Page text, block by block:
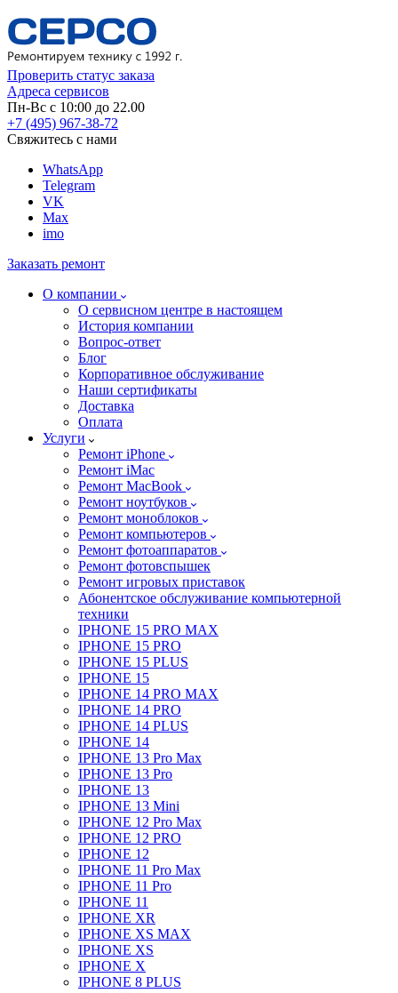
Проверить статус заказа
Адреса сервисов
Пн-Вс с 10:00 до 22.00
+7 (495) 967-38-72
Свяжитесь с нами
WhatsApp
Telegram
VK
Max
imo
Заказать ремонт
О компании
О сервисном центре в настоящем
История компании
Вопрос-ответ
Блог
Корпоративное обслуживание
Наши сертификаты
Доставка
Оплата
Услуги
Ремонт iPhone
Ремонт iMac
Ремонт MacBook
Ремонт ноутбуков
Ремонт моноблоков
Ремонт компьютеров
Ремонт фотоаппаратов
Ремонт фотовспышек
Ремонт игровых приставок
Абонентское обслуживание компьютерной
техники
IPHONE 15 PRO MAX
IPHONE 15 PRO
IPHONE 15 PLUS
IPHONE 15
IPHONE 14 PRO MAX
IPHONE 14 PRO
IPHONE 14 PLUS
IPHONE 14
IPHONE 13 Pro Max
IPHONE 13 Pro
IPHONE 13
IPHONE 13 Mini
IPHONE 12 Pro Max
IPHONE 12 PRO
IPHONE 12
IPHONE 11 Pro Max
IPHONE 11 Pro
IPHONE 11
IPHONE XR
IPHONE XS MAX
IPHONE XS
IPHONE X
IPHONE 8 PLUS